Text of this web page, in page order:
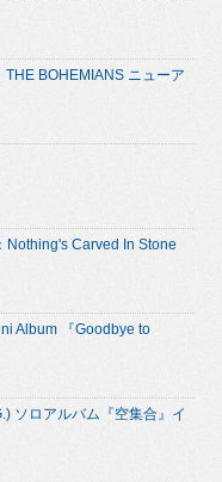
BOHEMIANS ニューア
Nothing's Carved In Stone
Album 『Goodbye to
ソロアルバム『空集合』イ